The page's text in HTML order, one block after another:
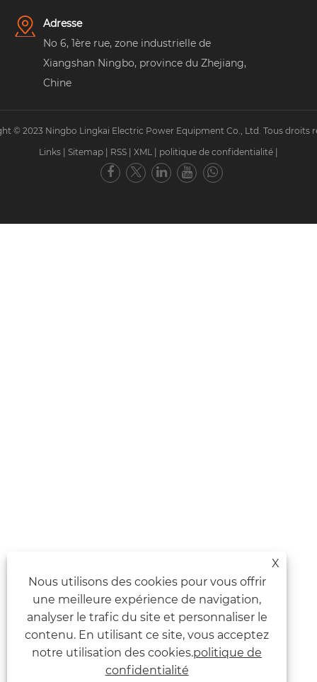
Adresse
No 6, 1ère rue, zone industrielle de
Xiangshan Ningbo, province du Zhejiang,
Chine
© 2023 Ningbo Lingkai Electric Power Equipment Co., Ltd. Tous droits
Links
Sitemap RSS XML politique de confidentialité
X
Nous utilisons des cookies pour vous offrir
une meilleure expérience de navigation,
analyser le trafic du site et personnaliser le
contenu. En utilisant ce site, vous acceptez
notre utilisation des cookies.politique de
confidentialité